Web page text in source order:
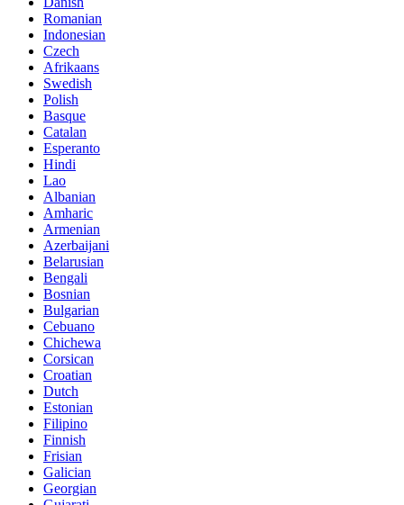
Romanian
Indonesian
Czech
Afrikaans
Swedish
Polish
Basque
Catalan
Esperanto
Hindi
Lao
Albanian
Amharic
Armenian
Azerbaijani
Belarusian
Bengali
Bosnian
Bulgarian
Cebuano
Chichewa
Corsican
Croatian
Dutch
Estonian
Filipino
Finnish
Frisian
Galician
Georgian